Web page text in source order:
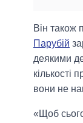
Він також
Парубій
деякими
кількості
вони не
«Щоб